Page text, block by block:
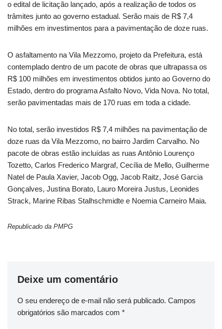
o edital de licitação lançado, após a realização de todos os
trâmites junto ao governo estadual. Serão mais de R$ 7,4
milhões em investimentos para a pavimentação de doze ruas.
O asfaltamento na Vila Mezzomo, projeto da Prefeitura, está
contemplado dentro de um pacote de obras que ultrapassa os
R$ 100 milhões em investimentos obtidos junto ao Governo do
Estado, dentro do programa Asfalto Novo, Vida Nova. No total,
serão pavimentadas mais de 170 ruas em toda a cidade.
No total, serão investidos R$ 7,4 milhões na pavimentação de
doze ruas da Vila Mezzomo, no bairro Jardim Carvalho. No
pacote de obras estão incluídas as ruas Antônio Lourenço
Tozetto, Carlos Frederico Margraf, Cecília de Mello, Guilherme
Natel de Paula Xavier, Jacob Ogg, Jacob Raitz, José Garcia
Gonçalves, Justina Borato, Lauro Moreira Justus, Leonides
Strack, Marine Ribas Stalhschmidte e Noemia Carneiro Maia.
Republicado da PMPG
Deixe um comentário
O seu endereço de e-mail não será publicado. Campos
obrigatórios são marcados com *